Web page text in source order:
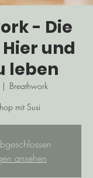
- Die
und
leben
|
Breathwork
mit Susi
ansehen